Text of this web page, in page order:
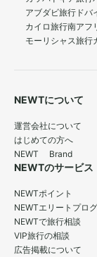
アブダビ旅行 ドバ
カイロ旅行南アフ
モーリシャス旅行
NEWTについて
運営会社について
はじめての方へ
NEWT Brand
NEWTのサービス
NEWTポイント
NEWTエリートプロ
NEWTで旅行相談
VIP旅行の相談
広告掲載について